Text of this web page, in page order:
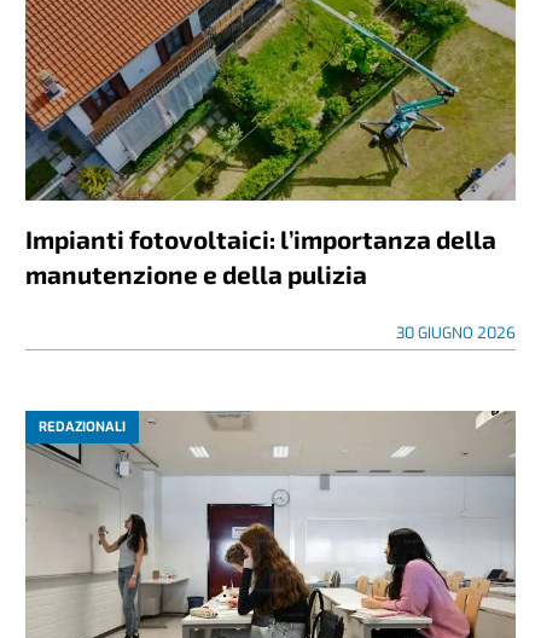
Impianti fotovoltaici: l’importanza della
manutenzione e della pulizia
30 GIUGNO 2026
REDAZIONALI